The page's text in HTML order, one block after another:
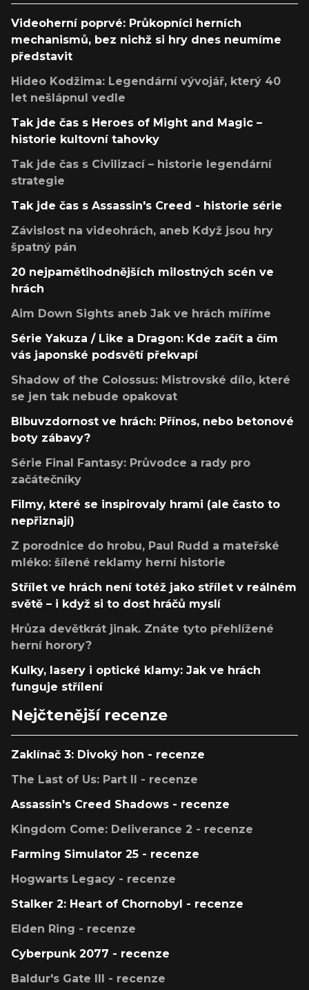
Videoherní poprvé: Průkopníci herních
mechanismů, bez nichž si hry dnes neumíme
představit
Hideo Kodžima: Legendární vývojář, který 40
let nešlápnul vedle
Tak jde čas s Heroes of Might and Magic –
historie kultovní tahovky
Tak jde čas s Civilizací – historie legendární
strategie
Tak jde čas s Assassin's Creed - historie série
Závislost na videohrách, aneb Když jsou hry
špatný pán
20 nejpamětihodnějších milostných scén ve
hrách
Aim Down Sights aneb Jak ve hrách míříme
Série Yakuza / Like a Dragon: Kde začít a čím
vás japonské podsvětí překvapí
Shadow of the Colossus: Mistrovské dílo, které
se jen tak nebude opakovat
Blbuvzdornost ve hrách: Přínos, nebo betonové
boty zábavy?
Série Final Fantasy: Průvodce a rady pro
začátečníky
Filmy, které se inspirovaly hrami (ale často to
nepřiznají)
Z porodnice do hrobu, Paul Rudd a mateřské
mléko: šílené reklamy herní historie
Střílet ve hrách není totéž jako střílet v reálném
světě – i když si to dost hráčů myslí
Hrůza devětkrát jinak. Znáte tyto přehlížené
herní horory?
Kulky, lasery i optické klamy: Jak ve hrách
funguje střílení
Nejčtenější recenze
Zaklínač 3: Divoký hon - recenze
The Last of Us: Part II - recenze
Assassin's Creed Shadows - recenze
Kingdom Come: Deliverance 2 - recenze
Farming Simulator 25 - recenze
Hogwarts Legacy - recenze
Stalker 2: Heart of Chornobyl - recenze
Elden Ring - recenze
Cyberpunk 2077 - recenze
Baldur's Gate III - recenze